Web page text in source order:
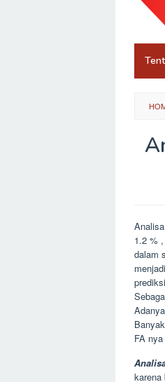
1.2 %
dalam
FA
karena